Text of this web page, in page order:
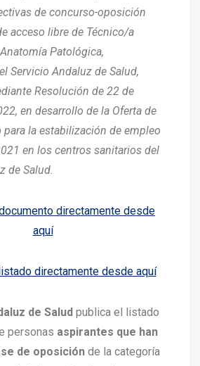
de concurso-oposición
acceso libre de Técnico/a
Patológica,
Servicio Andaluz de Salud,
Resolución de 22 de
en desarrollo de la Oferta de
la estabilización de empleo
en los centros sanitarios del
de Salud.
directamente desde
aquí
directamente desde aquí
de Salud publica el listado
personas aspirantes que han
de oposición de la categoría